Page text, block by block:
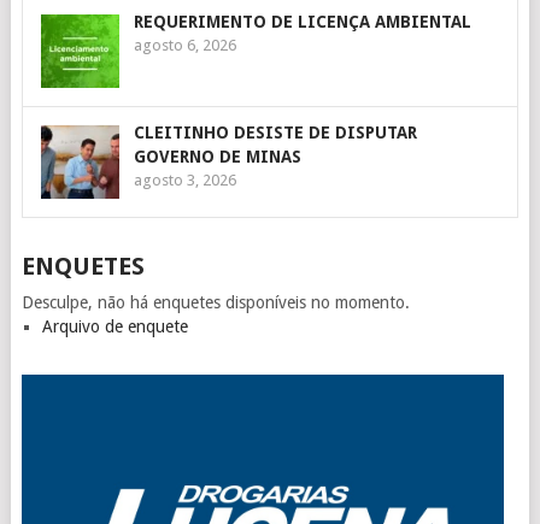
REQUERIMENTO DE LICENÇA AMBIENTAL
agosto 6, 2026
CLEITINHO DESISTE DE DISPUTAR
GOVERNO DE MINAS
agosto 3, 2026
ENQUETES
Desculpe, não há enquetes disponíveis no momento.
Arquivo de enquete